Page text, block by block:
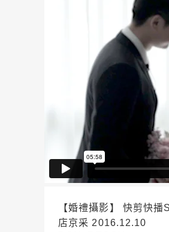
【婚禮攝影】 快剪快播
店京采 2016.12.10